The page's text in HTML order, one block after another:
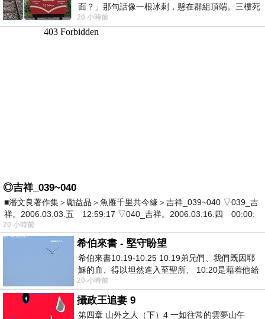
面？」那句話像一根冰刺，懸在群組頂端。三樓死
死盯著照片裡的人。那個人確實站在
20 小時前
◎吉祥_039~040
■潘文良著作集＞勵益品＞魚雁千里共今緣＞吉祥_039~040 ▽039_吉
祥。2006.03.03.五 12:59:17 ▽040_吉祥。2006.03.16.四 00:00:
20 小時前
希伯來書 - 堅守盼望
希伯來書10:19-10:25 10:19弟兄們、我們既因耶
穌的血、得以坦然進入至聖所、 10:20是藉着他給
我們開了一條又新又活的路從幔子經過
20 小時前
攝政王追妻 9
第四章 山外之人（下）4 一如往常的雲夢山午